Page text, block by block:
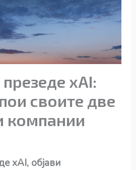
xAI:
своите две
компании
xAI, објави